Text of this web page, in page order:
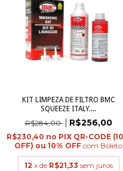
KIT LIMPEZA DE FILTRO BMC
SQUEEZE ITALY....
R$284,00 R$256,00
R$230,40
com Boleto
12 x de R$21,33 sem juros